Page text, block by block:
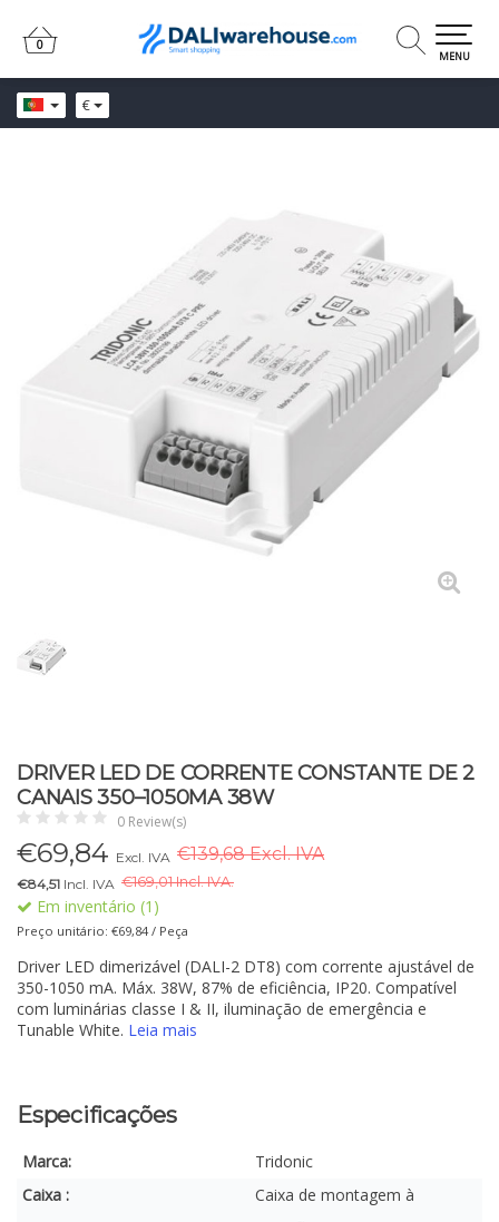
€
0
0
MENU
DRIVER LED DE CORRENTE CONSTANTE DE 2
CANAIS 350–1050MA 38W
0 Review(s)
€69,84 Excl. IVA €139,68 Excl. IVA
€84,51 Incl. IVA €169,01 Incl. IVA.
Em inventário (1)
Preço unitário: €69,84 / Peça
Driver LED dimerizável (DALI-2 DT8) com corrente ajustável de
350-1050 mA. Máx. 38W, 87% de eficiência, IP20. Compatível
com luminárias classe I & II, iluminação de emergência e
Tunable White. Leia mais
Especificações
Marca:
Tridonic
Caixa :
Caixa de montagem à